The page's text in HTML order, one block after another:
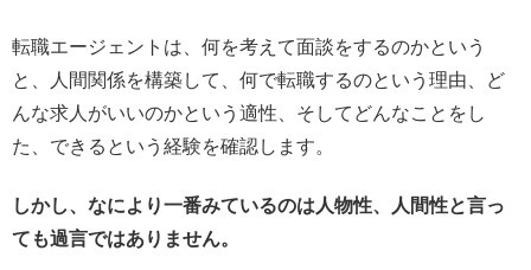
転職エージェントは、何を考えて面談をするのかという
と、人間関係を構築して、何で転職するのという理由、ど
んな求人がいいのかという適性、そしてどんなことをし
た、できるという経験を確認します。
しかし、なにより一番みているのは人物性、人間性と言っ
ても過言ではありません。